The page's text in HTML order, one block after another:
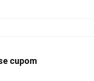
cupom